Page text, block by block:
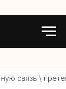
связь \